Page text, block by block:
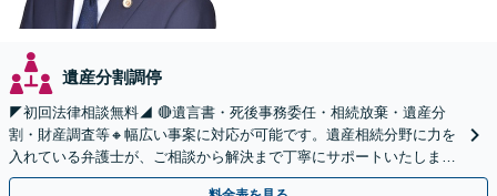
遺産分割調停
◤初回法律相談無料◢ 🔴遺言書・死後事務委任・相続放棄・遺産分
割・財産調査等🔸幅広い事案に対応が可能です。遺産相続分野に力を
入れている弁護士が、ご相談から解決まで丁寧にサポートいたしま
す。まずはじっくりとお話ししてください。